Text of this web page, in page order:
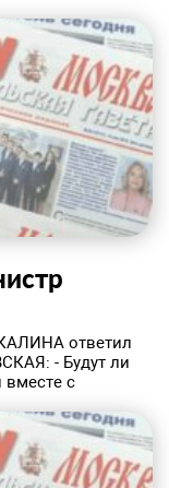
ответил
- Будут ли
вместе с